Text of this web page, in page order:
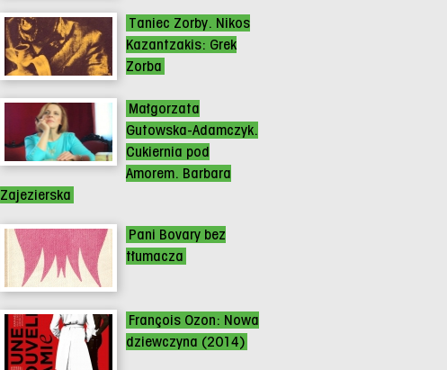
Taniec Zorby. Nikos
Kazantzakis: Grek
Zorba
Małgorzata
Gutowska-Adamczyk.
Cukiernia pod
Amorem. Barbara
Zajezierska
Pani Bovary bez
tłumacza
François Ozon: Nowa
dziewczyna (2014)